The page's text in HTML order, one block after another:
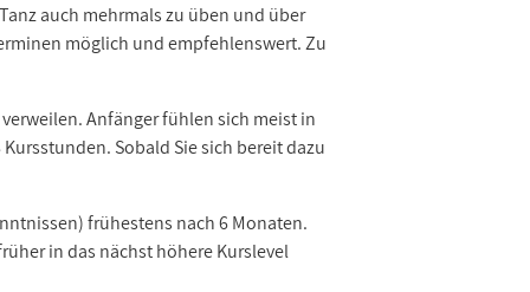
auch mehrmals zu üben und über
möglich und empfehlenswert. Zu
Anfänger fühlen sich meist in
Sobald Sie sich bereit dazu
frühestens nach 6 Monaten.
in das nächst höhere Kurslevel